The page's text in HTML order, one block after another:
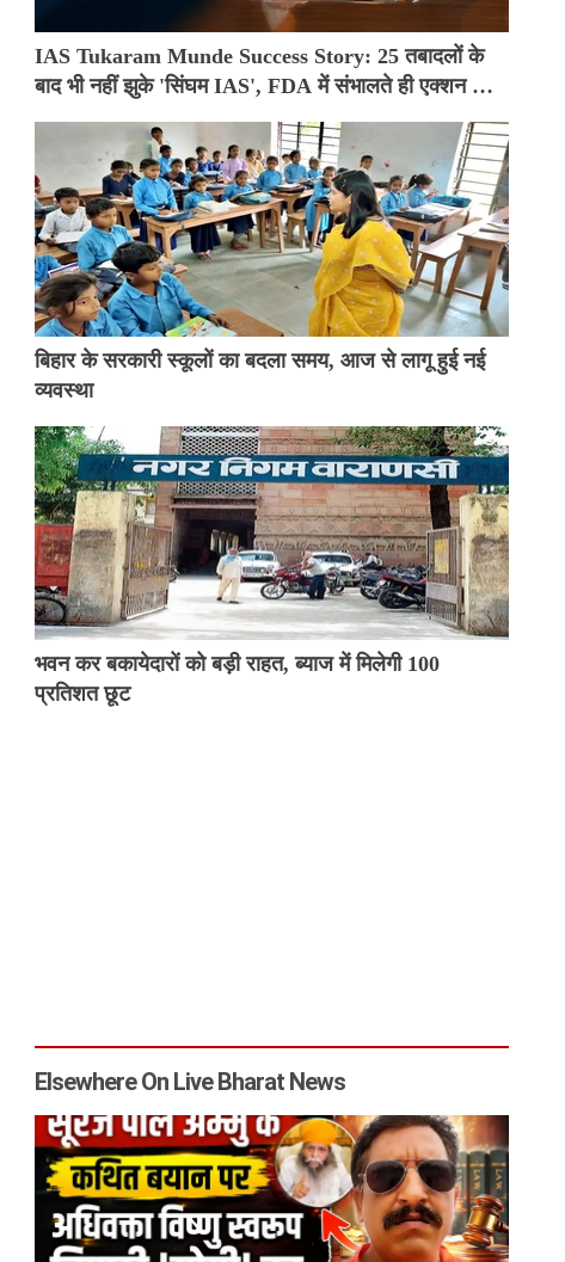
IAS Tukaram Munde Success Story: 25 तबादलों के
बाद भी नहीं झुके 'सिंघम IAS', FDA में संभालते ही एक्शन मोड
बिहार के सरकारी स्कूलों का बदला समय, आज से लागू हुई नई
व्यवस्था
भवन कर बकायेदारों को बड़ी राहत, ब्याज में मिलेगी 100
प्रतिशत छूट
Elsewhere On Live Bharat News